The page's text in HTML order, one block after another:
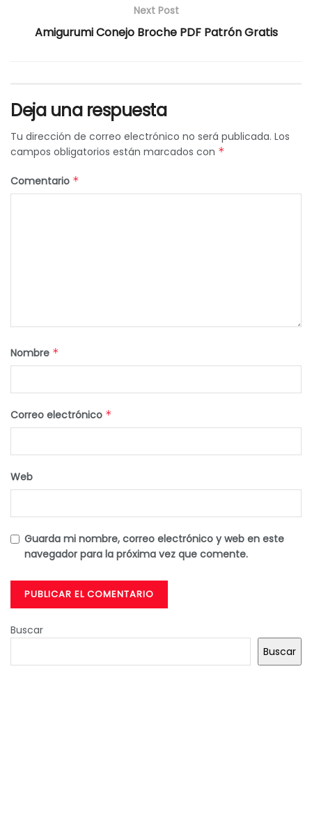
Next Post
Amigurumi Conejo Broche PDF Patrón Gratis
Deja una respuesta
Tu dirección de correo electrónico no será publicada. Los
campos obligatorios están marcados con *
Comentario *
Nombre *
Correo electrónico *
Web
Guarda mi nombre, correo electrónico y web en este
navegador para la próxima vez que comente.
Buscar
Buscar